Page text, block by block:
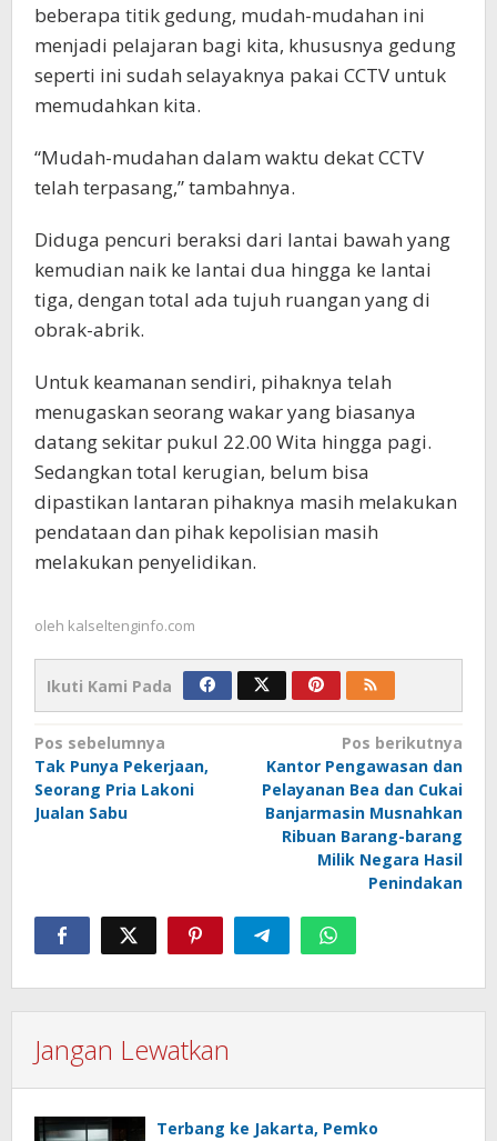
beberapa titik gedung, mudah-mudahan ini
menjadi pelajaran bagi kita, khususnya gedung
seperti ini sudah selayaknya pakai CCTV untuk
memudahkan kita.
“Mudah-mudahan dalam waktu dekat CCTV
telah terpasang,” tambahnya.
Diduga pencuri beraksi dari lantai bawah yang
kemudian naik ke lantai dua hingga ke lantai
tiga, dengan total ada tujuh ruangan yang di
obrak-abrik.
Untuk keamanan sendiri, pihaknya telah
menugaskan seorang wakar yang biasanya
datang sekitar pukul 22.00 Wita hingga pagi.
Sedangkan total kerugian, belum bisa
dipastikan lantaran pihaknya masih melakukan
pendataan dan pihak kepolisian masih
melakukan penyelidikan.
oleh kalseltenginfo.com
Ikuti Kami Pada
Navigasi
pos
Pos sebelumnya
Tak Punya Pekerjaan,
Seorang Pria Lakoni
Jualan Sabu
Pos berikutnya
Kantor Pengawasan dan
Pelayanan Bea dan Cukai
Banjarmasin Musnahkan
Ribuan Barang-barang
Milik Negara Hasil
Penindakan
Jangan Lewatkan
Terbang ke Jakarta, Pemko